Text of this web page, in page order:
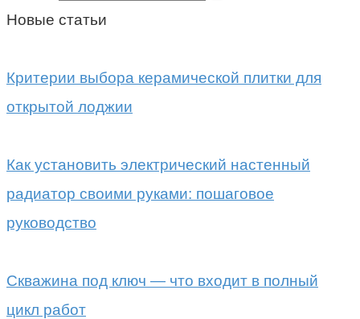
Новые статьи
Критерии выбора керамической плитки для
открытой лоджии
Как установить электрический настенный
радиатор своими руками: пошаговое
руководство
Скважина под ключ — что входит в полный
цикл работ